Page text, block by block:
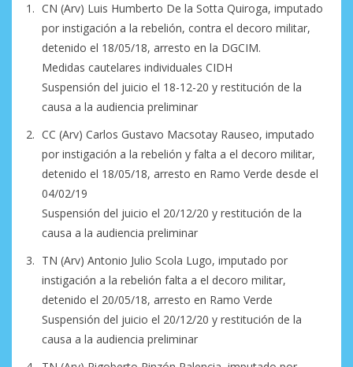
CN (Arv) Luis Humberto De la Sotta Quiroga, imputado
por instigación a la rebelión, contra el decoro militar,
detenido el 18/05/18, arresto en la DGCIM.
Medidas cautelares individuales CIDH
Suspensión del juicio el 18-12-20 y restitución de la
causa a la audiencia preliminar
CC (Arv) Carlos Gustavo Macsotay Rauseo, imputado
por instigación a la rebelión y falta a el decoro militar,
detenido el 18/05/18, arresto en Ramo Verde desde el
04/02/19
Suspensión del juicio el 20/12/20 y restitución de la
causa a la audiencia preliminar
TN (Arv) Antonio Julio Scola Lugo, imputado por
instigación a la rebelión falta a el decoro militar,
detenido el 20/05/18, arresto en Ramo Verde
Suspensión del juicio el 20/12/20 y restitución de la
causa a la audiencia preliminar